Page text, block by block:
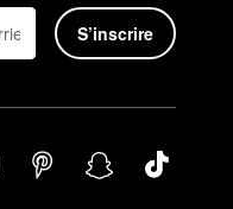
S’inscrire